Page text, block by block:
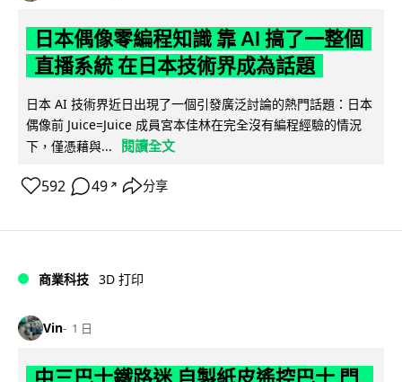
日本偶像零編程知識 靠 AI 搞了一整個
直播系統 在日本技術界成為話題
日本 AI 技術界近日出現了一個引發廣泛討論的熱門話題：日本
偶像前 Juice=Juice 成員宮本佳林在完全沒有編程經驗的情況
下，僅憑藉與...
閱讀全文
592 49 ↗ 分享
商業科技 3D 打印
Vin 1 日
中三巴士鐵路迷 自製紙皮遙控巴士 門,